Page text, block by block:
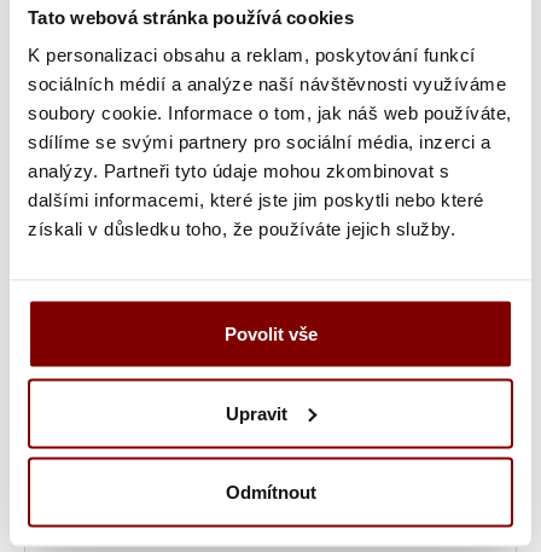
Tato webová stránka používá cookies
K personalizaci obsahu a reklam, poskytování funkcí
sociálních médií a analýze naší návštěvnosti využíváme
soubory cookie. Informace o tom, jak náš web používáte,
sdílíme se svými partnery pro sociální média, inzerci a
analýzy. Partneři tyto údaje mohou zkombinovat s
dalšími informacemi, které jste jim poskytli nebo které
získali v důsledku toho, že používáte jejich služby.
Povolit vše
Upravit
Odmítnout
SkladomU vás doma do 3 dní
bez výšivky iba logo len text Logo + text
Nahrajte logo
(Súbor musí mať príponu .png, .jpg, .pdf alebo
.svg. Maximálna povolená veľkosť súboru je
Umiestnenie výšivkyFont výšivky